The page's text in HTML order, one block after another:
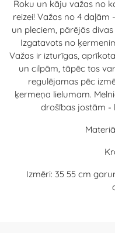
Roku un kāju važas no
reizei! Važas no 4
un pleciem, pārējās
Izgatavots no
Važas ir izturīgas,
un cilpām, tāpēc tos
regulējamas pēc
ķermeņa lielumam.
drošības jostām -
Izmēri: 35 55 cm